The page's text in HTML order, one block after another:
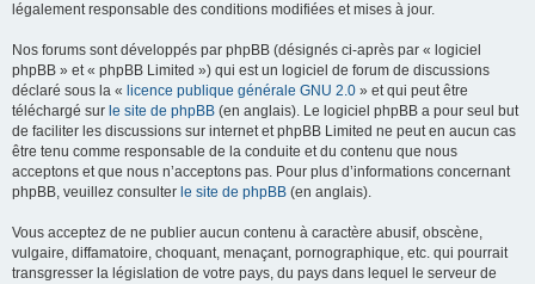
légalement responsable des conditions modifiées et mises à jour.
Nos forums sont développés par phpBB (désignés ci-après par « logiciel
phpBB » et « phpBB Limited ») qui est un logiciel de forum de discussions
déclaré sous la « licence publique générale GNU 2.0 » et qui peut être
téléchargé sur le site de phpBB (en anglais). Le logiciel phpBB a pour seul but
de faciliter les discussions sur internet et phpBB Limited ne peut en aucun cas
être tenu comme responsable de la conduite et du contenu que nous
acceptons et que nous n’acceptons pas. Pour plus d’informations concernant
phpBB, veuillez consulter le site de phpBB (en anglais).
Vous acceptez de ne publier aucun contenu à caractère abusif, obscène,
vulgaire, diffamatoire, choquant, menaçant, pornographique, etc. qui pourrait
transgresser la législation de votre pays, du pays dans lequel le serveur de